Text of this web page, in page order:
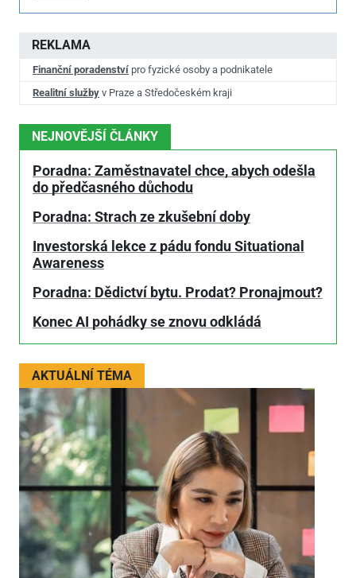
REKLAMA
Finanční poradenství pro fyzické osoby a podnikatele
Realitní služby v Praze a Středočeském kraji
NEJNOVĚJŠÍ ČLÁNKY
Poradna: Zaměstnavatel chce, abych odešla
do předčasného důchodu
Poradna: Strach ze zkušební doby
Investorská lekce z pádu fondu Situational
Awareness
Poradna: Dědictví bytu. Prodat? Pronajmout?
Konec AI pohádky se znovu odkládá
AKTUÁLNÍ TÉMA